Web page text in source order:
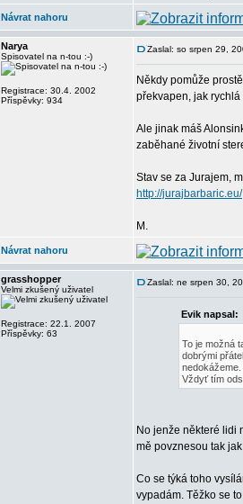
Návrat nahoru
Narya
Spisovatel na n-tou :-)
Registrace: 30.4. 2002
Příspěvky: 934
Zaslal: so srpen 29,
Někdy pomůže
překvapen, jak rychlá
Ale jinak máš
zaběhané životní
Stav se za Jurajem,
http://jurajbarbaric.eu/
M.
Návrat nahoru
grasshopper
Velmi zkušený uživatel
Registrace: 22.1. 2007
Příspěvky: 63
Zaslal: ne srpen 30,
Evik napsal:
To je možná
dobrými
Vždyť tím
No jenže některé lidi
mě povznesou tak
Co se týká toho
vypadám. Těžko se